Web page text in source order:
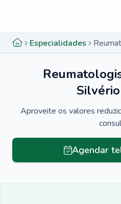
Especialidades
Aproveite os valores
Agendar